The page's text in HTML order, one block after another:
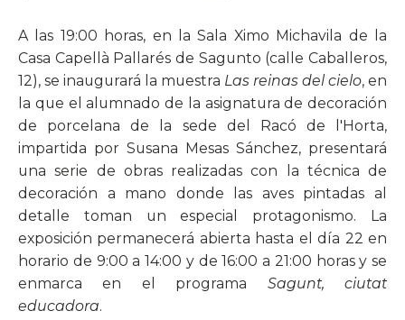
A las 19:00 horas, en la Sala Ximo Michavila de la
Casa Capellà Pallarés de Sagunto (calle Caballeros,
12), se inaugurará la muestra Las reinas del cielo, en
la que el alumnado de la asignatura de decoración
de porcelana de la sede del Racó de l'Horta,
impartida por Susana Mesas Sánchez, presentará
una serie de obras realizadas con la técnica de
decoración a mano donde las aves pintadas al
detalle toman un especial protagonismo. La
exposición permanecerá abierta hasta el día 22 en
horario de 9:00 a 14:00 y de 16:00 a 21:00 horas y se
enmarca en el programa Sagunt, ciutat
educadora.